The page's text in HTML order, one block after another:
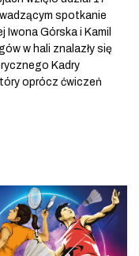
spotkanie
Iwona Górska i Kamil
w hali znalazły się
Kadry
oprócz ćwiczeń